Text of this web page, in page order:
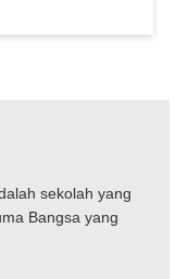
sekolah yang
Bangsa yang